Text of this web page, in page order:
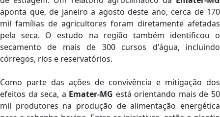
aponta que, de janeiro a agosto deste ano, cerca de 170
mil famílias de agricultores foram diretamente afetadas
pela seca. O estudo na região também identificou o
secamento de mais de 300 cursos d'água, incluindo
córregos, rios e reservatórios.
Como parte das ações de convivência e mitigação dos
efeitos da seca, a Emater-MG está orientando mais de 50
mil produtores na produção de alimentação energética